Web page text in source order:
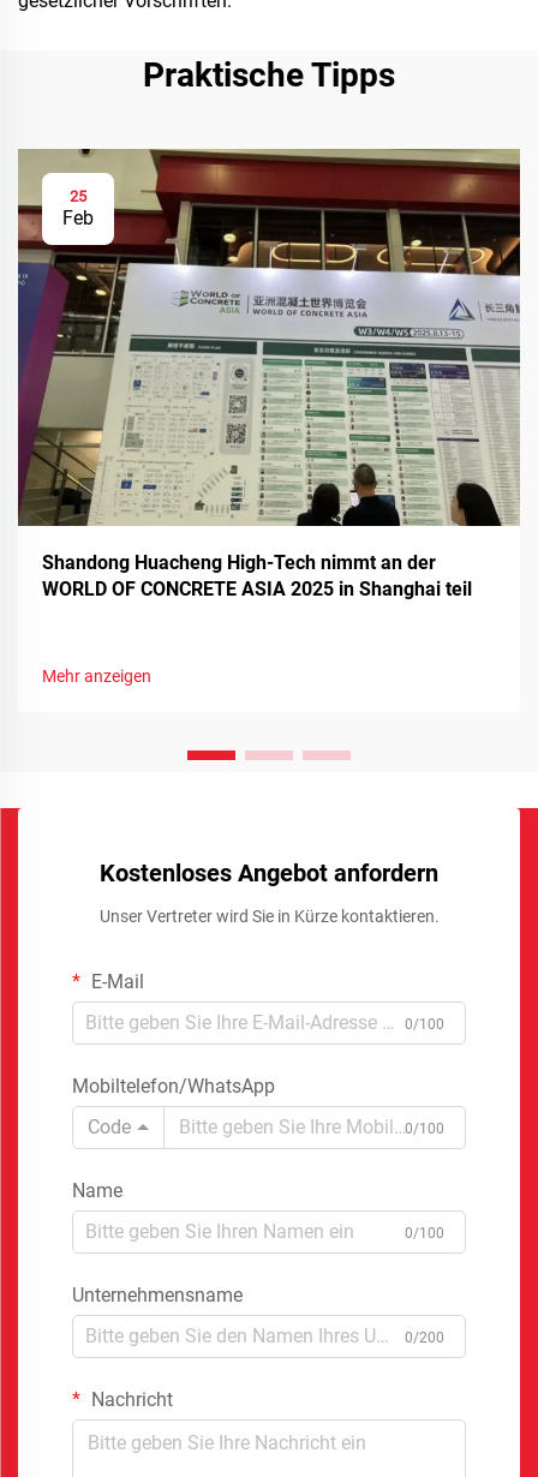
Praktische Tipps
25
Feb
Shandong Huacheng High-Tech nimmt an der
WORLD OF CONCRETE ASIA 2025 in Shanghai teil
Mehr anzeigen
Kostenloses Angebot anfordern
Unser Vertreter wird Sie in Kürze kontaktieren.
E-Mail
0/100
Mobiltelefon/WhatsApp
Code
0/100
Name
0/100
Unternehmensname
0/200
Nachricht